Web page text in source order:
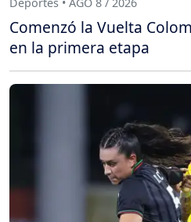
Comenzó la Vuelta
en la primera etapa